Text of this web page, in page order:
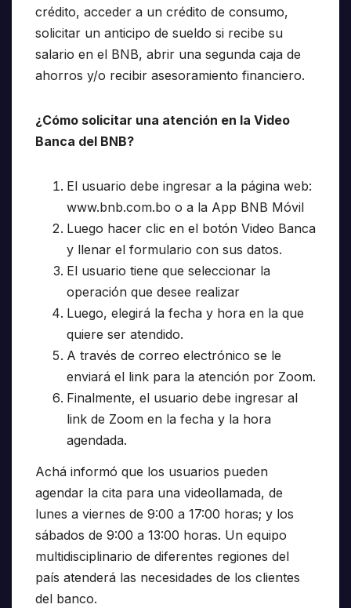
crédito, acceder a un crédito de consumo,
solicitar un anticipo de sueldo si recibe su
salario en el BNB, abrir una segunda caja de
ahorros y/o recibir asesoramiento financiero.
¿Cómo solicitar una atención en la Video
Banca del BNB?
El usuario debe ingresar a la página web:
www.bnb.com.bo o a la App BNB Móvil
Luego hacer clic en el botón Video Banca
y llenar el formulario con sus datos.
El usuario tiene que seleccionar la
operación que desee realizar
Luego, elegirá la fecha y hora en la que
quiere ser atendido.
A través de correo electrónico se le
enviará el link para la atención por Zoom.
Finalmente, el usuario debe ingresar al
link de Zoom en la fecha y la hora
agendada.
Achá informó que los usuarios pueden
agendar la cita para una videollamada, de
lunes a viernes de 9:00 a 17:00 horas; y los
sábados de 9:00 a 13:00 horas. Un equipo
multidisciplinario de diferentes regiones del
país atenderá las necesidades de los clientes
del banco.